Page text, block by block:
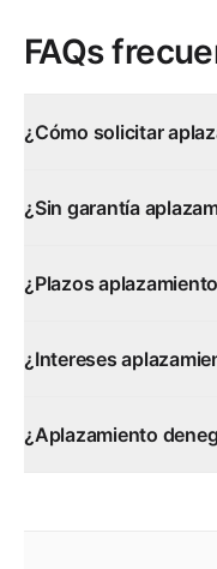
FAQs
¿Cómo solicitar
¿Sin garantía
¿Plazos
¿Intereses
¿Aplazamiento